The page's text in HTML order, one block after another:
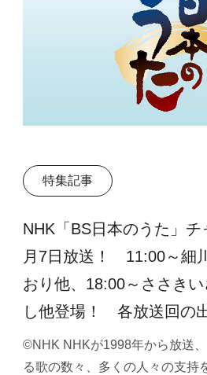
特集記事
NHK「BS日本のうた」
月7日放送！ 11:00～細
おり他、18:00～ささき
し他登場！ 各放送回の
©NHK NHKが1998年から放送
る歌の数々、多くの人々の支持